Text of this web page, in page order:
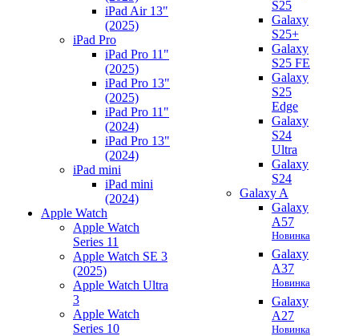
iPad Air 13"
(2025)
iPad Pro
iPad Pro 11"
(2025)
iPad Pro 13"
(2025)
iPad Pro 11"
(2024)
iPad Pro 13"
(2024)
iPad mini
iPad mini
(2024)
Apple Watch
Apple Watch
Series 11
Apple Watch SE 3
(2025)
Apple Watch Ultra
3
Apple Watch
Series 10
S25
Galaxy
S25+
Galaxy
S25 FE
Galaxy
S25
Edge
Galaxy
S24
Ultra
Galaxy
S24
Galaxy A
Galaxy
A57
Новинка
Galaxy
A37
Новинка
Galaxy
A27
Новинка